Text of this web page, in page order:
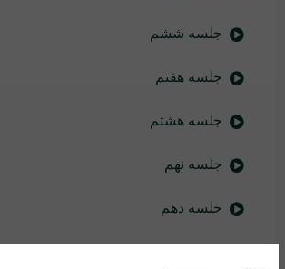
جلسه ششم
جلسه هفتم
جلسه هشتم
جلسه نهم
جلسه دهم